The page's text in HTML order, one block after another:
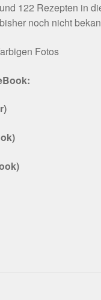
122 Rezepten in
noch nicht
Fotos